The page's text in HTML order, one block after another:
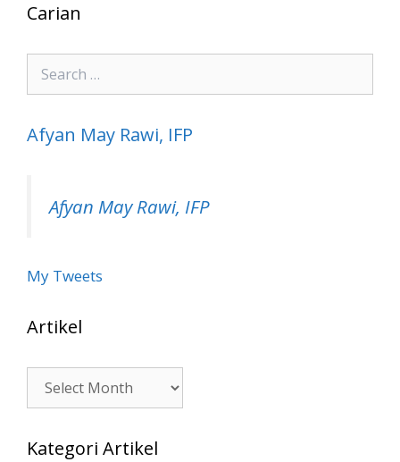
Carian
Search
for:
Afyan May Rawi, IFP
Afyan May Rawi, IFP
My Tweets
Artikel
Artikel
Kategori Artikel